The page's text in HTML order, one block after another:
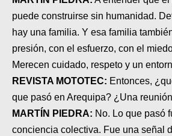
puede construirse sin humanidad.
hay una familia. Y esa familia
presión, con el esfuerzo, con el
Merecen cuidado, respeto y un
REVISTA MOTOTEC: Entonces,
que pasó en Arequipa? ¿Una
MARTÍN PIEDRA: No. Lo que pasó
conciencia colectiva. Fue una señal